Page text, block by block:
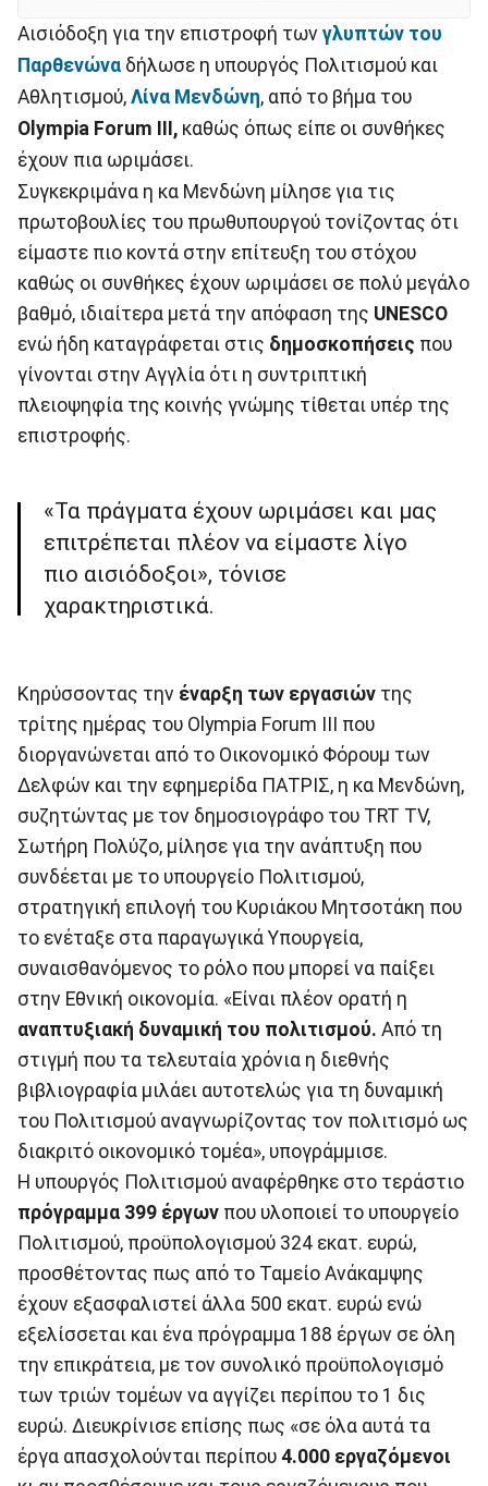
Αισιόδοξη για την επιστροφή των γλυπτών του
Παρθενώνα δήλωσε η υπουργός Πολιτισμού και
Αθλητισμού, Λίνα Μενδώνη, από το βήμα του
Olympia Forum III, καθώς όπως είπε οι συνθήκες
έχουν πια ωριμάσει.
Συγκεκριμάνα η κα Μενδώνη μίλησε για τις
πρωτοβουλίες του πρωθυπουργού τονίζοντας ότι
είμαστε πιο κοντά στην επίτευξη του στόχου
καθώς οι συνθήκες έχουν ωριμάσει σε πολύ μεγάλο
βαθμό, ιδιαίτερα μετά την απόφαση της UNESCO
ενώ ήδη καταγράφεται στις δημοσκοπήσεις που
γίνονται στην Αγγλία ότι η συντριπτική
πλειοψηφία της κοινής γνώμης τίθεται υπέρ της
επιστροφής.
«Τα πράγματα έχουν ωριμάσει και μας
επιτρέπεται πλέον να είμαστε λίγο
πιο αισιόδοξοι», τόνισε
χαρακτηριστικά.
Κηρύσσοντας την έναρξη των εργασιών της
τρίτης ημέρας του Olympia Forum III που
διοργανώνεται από το Οικονομικό Φόρουμ των
Δελφών και την εφημερίδα ΠΑΤΡΙΣ, η κα Μενδώνη,
συζητώντας με τον δημοσιογράφο του TRT TV,
Σωτήρη Πολύζο, μίλησε για την ανάπτυξη που
συνδέεται με το υπουργείο Πολιτισμού,
στρατηγική επιλογή του Κυριάκου Μητσοτάκη που
το ενέταξε στα παραγωγικά Υπουργεία,
συναισθανόμενος το ρόλο που μπορεί να παίξει
στην Εθνική οικονομία. «Είναι πλέον ορατή η
αναπτυξιακή δυναμική του πολιτισμού. Από τη
στιγμή που τα τελευταία χρόνια η διεθνής
βιβλιογραφία μιλάει αυτοτελώς για τη δυναμική
του Πολιτισμού αναγνωρίζοντας τον πολιτισμό ως
διακριτό οικονομικό τομέα», υπογράμμισε.
Η υπουργός Πολιτισμού αναφέρθηκε στο τεράστιο
πρόγραμμα 399 έργων που υλοποιεί το υπουργείο
Πολιτισμού, προϋπολογισμού 324 εκατ. ευρώ,
προσθέτοντας πως από το Ταμείο Ανάκαμψης
έχουν εξασφαλιστεί άλλα 500 εκατ. ευρώ ενώ
εξελίσσεται και ένα πρόγραμμα 188 έργων σε όλη
την επικράτεια, με τον συνολικό προϋπολογισμό
των τριών τομέων να αγγίζει περίπου το 1 δις
ευρώ. Διευκρίνισε επίσης πως «σε όλα αυτά τα
έργα απασχολούνται περίπου 4.000 εργαζόμενοι